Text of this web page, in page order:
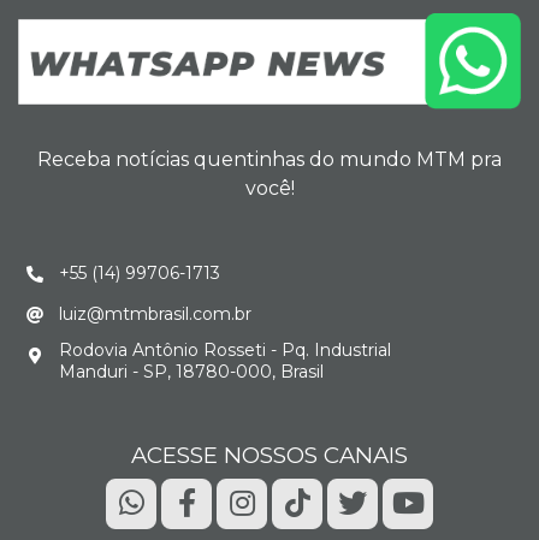
Receba notícias quentinhas do mundo MTM pra
você!
+55 (14) 99706-1713
luiz@mtmbrasil.com.br
Rodovia Antônio Rosseti - Pq. Industrial
Manduri - SP, 18780-000, Brasil
ACESSE NOSSOS CANAIS